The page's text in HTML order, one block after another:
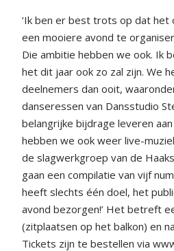
‘Ik ben er best trots op dat het
een mooiere avond te
Die ambitie hebben we ook. Ik
het dit jaar ook zo zal zijn. We
deelnemers dan ooit,
danseressen van Dansstudio
belangrijke bijdrage leveren
hebben we ook weer live-
de slagwerkgroep van de
gaan een compilatie van vijf
heeft slechts één doel, het
avond bezorgen!’ Het betreft
(zitplaatsen op het balkon) en
Tickets zijn te bestellen via